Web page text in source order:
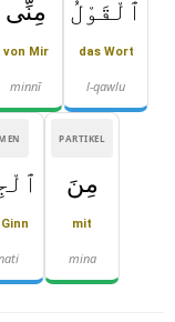
ٱلْقَوْلُ
das Wort
l-qawlu
مِنِّى
von Mir
minnī
PARTIKEL
مِنَ
mit
mina